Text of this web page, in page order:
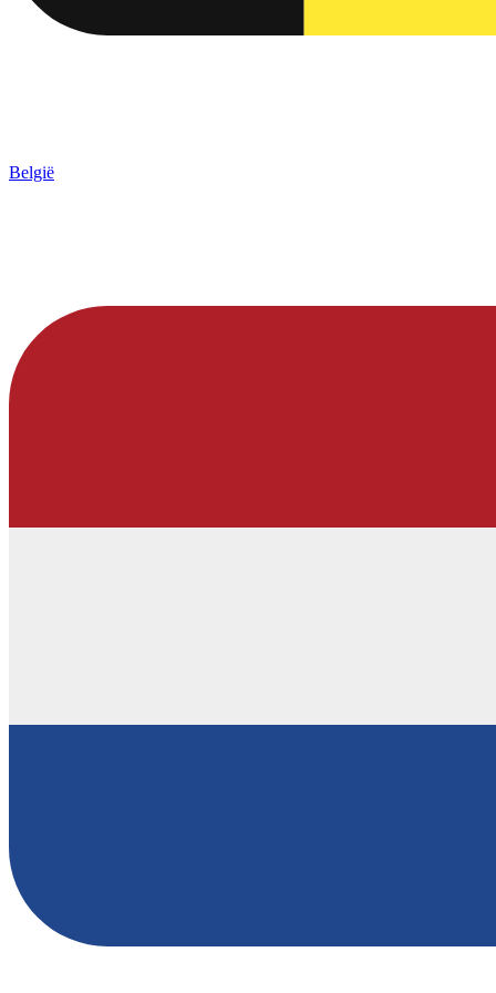
België